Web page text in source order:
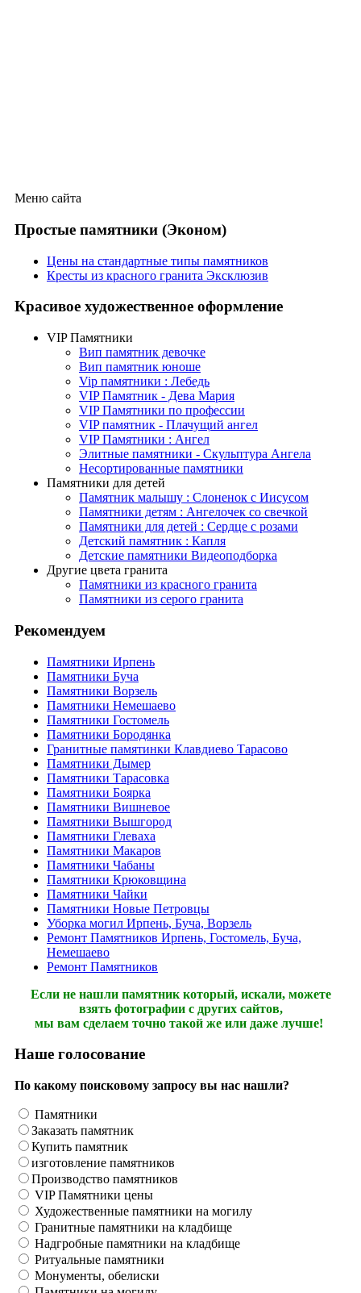
Меню сайта
Простые памятники (Эконом)
Цены на стандартные типы памятников
Кресты из красного гранита Эксклюзив
Красивое художественное оформление
VIP Памятники
Вип памятник девочке
Вип памятник юноше
Vip памятники : Лебедь
VIP Памятник - Дева Мария
VIP Памятники по профессии
VIP памятник - Плачущий ангел
VIP Памятники : Ангел
Элитные памятники - Скульптура Ангела
Несортированные памятники
Памятники для детей
Памятник малышу : Слоненок с Иисусом
Памятники детям : Ангелочек со свечкой
Памятники для детей : Сердце с розами
Детский памятник : Капля
Детские памятники Видеоподборка
Другие цвета гранита
Памятники из красного гранита
Памятники из серого гранита
Рекомендуем
Памятники Ирпень
Памятники Буча
Памятники Ворзель
Памятники Немешаево
Памятники Гостомель
Памятники Бородянка
Гранитные памятинки Клавдиево Тарасово
Памятники Дымер
Памятники Тарасовка
Памятники Боярка
Памятники Вишневое
Памятники Вышгород
Памятники Глеваха
Памятники Макаров
Памятники Чабаны
Памятники Крюковщина
Памятники Чайки
Памятники Новые Петровцы
Уборка могил Ирпень, Буча, Ворзель
Ремонт Памятников Ирпень, Гостомель, Буча,
Немешаево
Ремонт Памятников
Если не нашли памятник который, искали, можете
взять фотографии с других сайтов,
мы вам сделаем точно такой же или даже лучше!
Наше голосование
По какому поисковому запросу вы нас нашли?
Памятники
Заказать памятник
Купить памятник
изготовление памятников
Производство памятников
VIP Памятники цены
Художественные памятники на могилу
Гранитные памятники на кладбище
Надгробные памятники на кладбище
Ритуальные памятники
Монументы, обелиски